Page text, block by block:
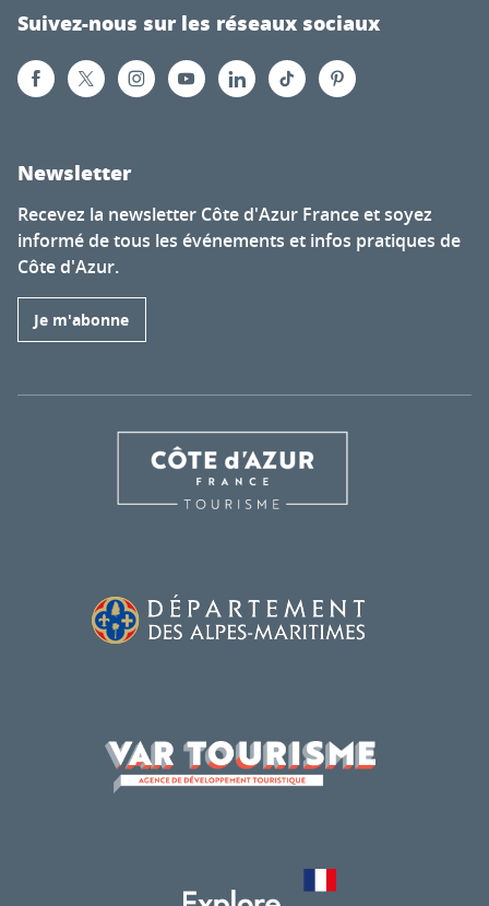
Suivez-nous sur les réseaux sociaux
Newsletter
Recevez la newsletter Côte d'Azur France et soyez
informé de tous les événements et infos pratiques de
Côte d'Azur.
Je m'abonne